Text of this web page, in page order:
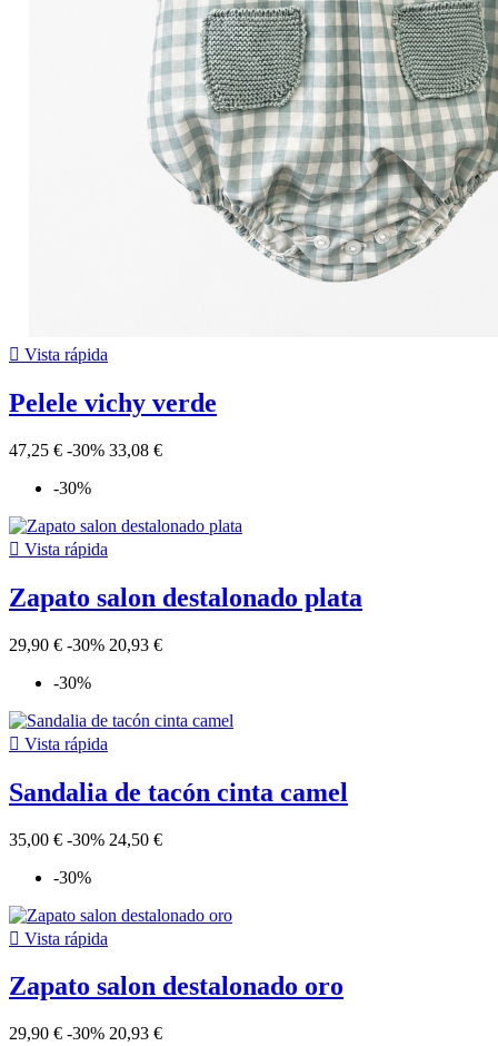
 Vista rápida
Pelele vichy verde
47,25 € -30% 33,08 €
-30%
 Vista rápida
Zapato salon destalonado plata
29,90 € -30% 20,93 €
-30%
 Vista rápida
Sandalia de tacón cinta camel
35,00 € -30% 24,50 €
-30%
 Vista rápida
Zapato salon destalonado oro
29,90 € -30% 20,93 €